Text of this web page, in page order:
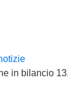
in bilancio